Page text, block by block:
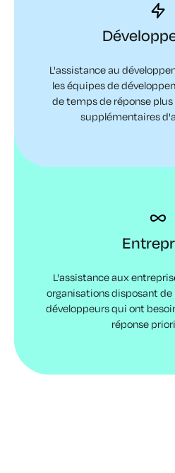
L'assistance au
les équipes de
de temps de réponse
supplémentaires
L'assistance aux
organisations disposant
développeurs qui ont
réponse